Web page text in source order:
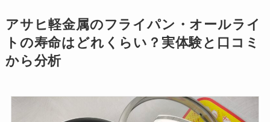
アサヒ軽金属のフライパン・オールライ
トの寿命はどれくらい？実体験と口コミ
から分析